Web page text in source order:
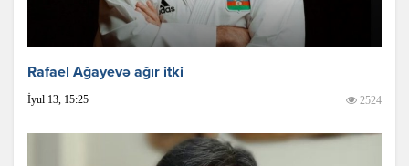
Rafael Ağayevə ağır itki
İyul 13, 15:25 2524